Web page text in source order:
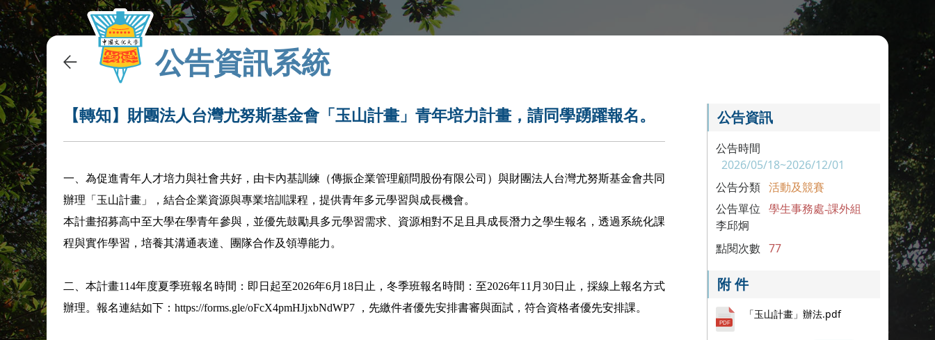
公告資訊系統
【轉知】財團法人台灣尤努斯基金會「玉山計畫」青年培力計畫，請同學踴躍報名。
一、為促進青年人才培力與社會共好，由卡內基訓練（傳振企業管理顧問股份有限公司）與財團法人台灣尤努斯基金會共同
辦理「玉山計畫」，結合企業資源與專業培訓課程，提供青年多元學習與成長機會。
本計畫招募高中至大學在學青年參與，並優先鼓勵具多元學習需求、資源相對不足且具成長潛力之學生報名，透過系統化課
程與實作學習，培養其溝通表達、團隊合作及領導能力。
二、本計畫114年度夏季班報名時間：即日起至2026年6月18日止，冬季班報名時間：至2026年11月30日止，採線上報名方式
辦理。報名連結如下：https://forms.gle/oFcX4pmHJjxbNdWP7 ，先繳件者優先安排書審與面試，符合資格者優先安排課。
公告資訊
公告時間
2026/05/18~2026/12/01
公告分類 活動及競賽
公告單位
學生事務處-課外組
李邱炯
點閱次數 77
附 件
「玉山計畫」辦法.pdf